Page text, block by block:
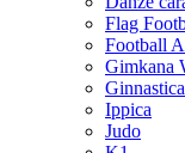
Flag
Football
Gimkana
Ippica
Judo